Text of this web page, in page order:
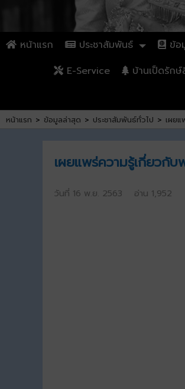
หน้าแรก ประชาสัมพันธ์ ข้อ
E-Service
บ้านเป็ดรัก
หน้าแรก > ข้อมูลล่าสุด > ประชาสัมพันธ์ทั่วไป > เผย
เผยแพร่ความรู้เกี่ยวกั
วันที่ 16 พ.ย. 2563 อ่าน 1,952